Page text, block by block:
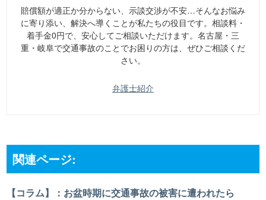
賠償額が適正か分からない、示談交渉が不安…そんなお悩み
に寄り添い、解決へ導くことが私たちの役目です。相談料・
着手金0円で、安心してご相談いただけます。名古屋・三
重・岐阜で交通事故のことでお困りの方は、ぜひご相談くだ
さい。
弁護士紹介
関連ページ:
【コラム】：お盆時期に交通事故の被害に遭われたら